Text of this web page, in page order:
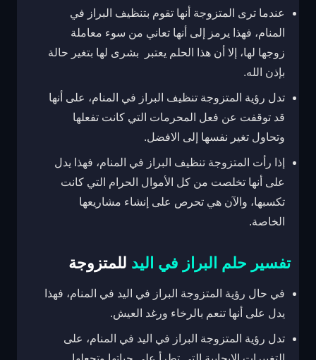
عندما ترى المتزوجة أنها تقوم بتنظيف البراز في
المنام، فهذا يرمز إلى أنها تعاني من سوء معاملة
زوجها لها، إلا أن هذا الحلم يعتبر بشرى لها بتغير حالة
بإذن الله.
تدل رؤية المتزوجة تنظيف البراز في المنام، على أنها
قد توقفت عن فعل المحرمات التي كانت تفعلها
وتحاول تغير نفسها إلى الافضل.
إذا رأت المتزوجة تنظيف البراز في المنام، فهذا يدل
على أنها تخلصت من كل الأموال الحرام التي كانت
تكسبها، والآن هي تحرص على إنشاء مشاريعها
الخاصة.
تفسير حلم البراز في اليد للمتزوجة
في حال رؤية المتزوجة البراز في اليد في المنام، فهذا
يدل على أنها تنعم بالرخاء ورغد العيش.
تدل رؤية المتزوجة البراز في اليد في المنام، على